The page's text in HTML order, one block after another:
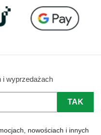
i wyprzedażach
nowościach i innych